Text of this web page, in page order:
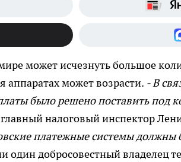
может исчезнуть большое
аппаратах может возрасти. - В
было решено поставить под
налоговый инспектор
платежные системы должны
один добросовестный владелец